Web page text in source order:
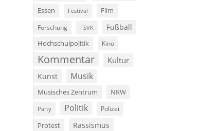
Essen Festival Film
Forschung FSVK Fußball
Hochschulpolitik Kino
Kommentar Kultur
Kunst Musik
Musisches Zentrum NRW
Party Politik Polizei
Protest Rassismus